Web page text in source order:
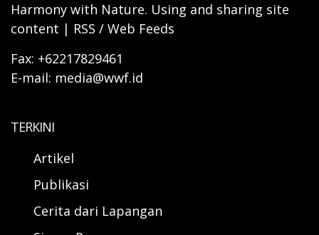
Harmony with Nature. Using and sharing site
content | RSS / Web Feeds
Fax: +62217829461
E-mail: media@wwf.id
TERKINI
Artikel
Publikasi
Cerita dari Lapangan